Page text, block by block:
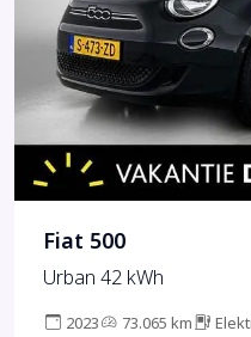
Fiat 500
Urban 42 kWh
2023 73.065 km